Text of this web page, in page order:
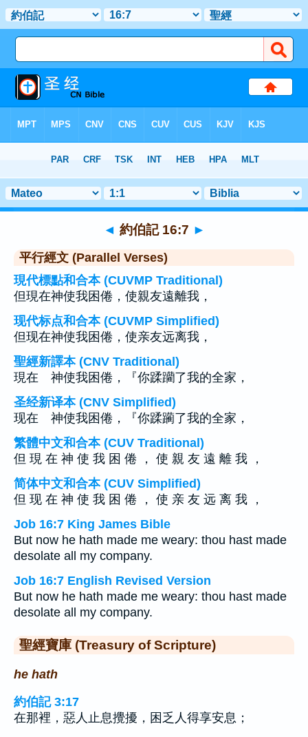
> 聖經金句 7
◄ 約伯記 16:7 ►
平行經文 (Parallel Verses)
現代標點和合本 (CUVMP Traditional)
但現在神使我困倦，使親友遠離我，
现代标点和合本 (CUVMP Simplified)
但现在神使我困倦，使亲友远离我，
聖經新譯本 (CNV Traditional)
現在 神使我困倦，『你蹂躪了我的全家，
圣经新译本 (CNV Simplified)
现在 神使我困倦，『你蹂躏了我的全家，
繁體中文和合本 (CUV Traditional)
但 現 在 神 使 我 困 倦 ， 使 親 友 遠 離 我 ，
简体中文和合本 (CUV Simplified)
但 现 在 神 使 我 困 倦 ， 使 亲 友 远 离 我 ，
Job 16:7 King James Bible
But now he hath made me weary: thou hast made
desolate all my company.
Job 16:7 English Revised Version
But now he hath made me weary: thou hast made
desolate all my company.
聖經寶庫 (Treasury of Scripture)
he hath
約伯記 3:17
在那裡，惡人止息攪擾，困乏人得享安息；